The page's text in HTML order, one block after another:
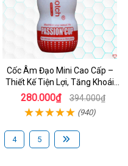
Cốc Âm Đạo Mini Cao Cấp –
Thiết Kế Tiện Lợi, Tăng Khoái
Cảm
280.000₫ 394.000₫
(940)
4 5